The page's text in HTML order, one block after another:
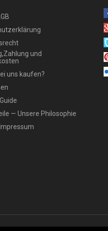
und
uns kaufen?
— Unsere Philosophie